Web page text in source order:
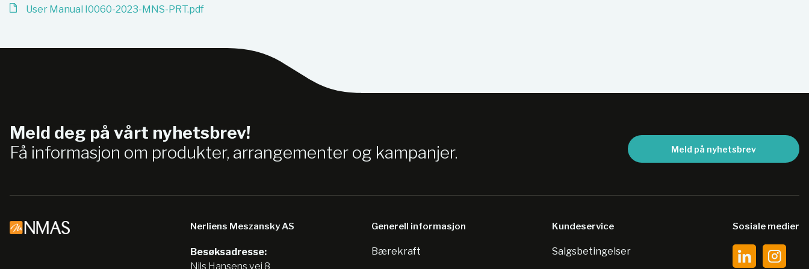
User Manual I0060-2023-MNS-PRT.pdf
Meld deg på vårt nyhetsbrev!
Få informasjon om produkter, arrangementer og kampanjer.
Meld på nyhetsbrev
Nerliens Meszansky AS
Besøksadresse:
Nils Hansens vei 8
Generell informasjon
Bærekraft
Kundeservice
Salgsbetingelser
Sosiale medier